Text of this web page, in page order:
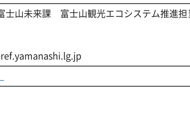
山未来課 富士山観光エコシステム推進担